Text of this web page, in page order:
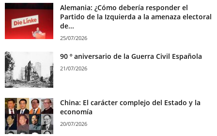
Alemania: ¿Cómo debería responder el
Partido de la Izquierda a la amenaza electoral
de...
25/07/2026
90 º aniversario de la Guerra Civil Española
21/07/2026
China: El carácter complejo del Estado y la
economía
20/07/2026